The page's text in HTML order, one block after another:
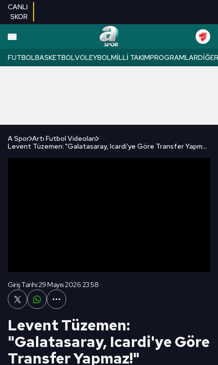
CANLI
SKOR
FUTBOLBASKETBOLVOLEYBOLMILLI TAKIMPROGRAMLARDIĞER
A Spor Artı Futbol Videoları
Levent Tüzemen: "Galatasaray, Icardi'ye Göre Transfer Yapmaz!"
Giriş Tarihi:29 Mayıs 2026 23:58
Levent Tüzemen:
"Galatasaray, Icardi'ye Göre
Transfer Yapmaz!"